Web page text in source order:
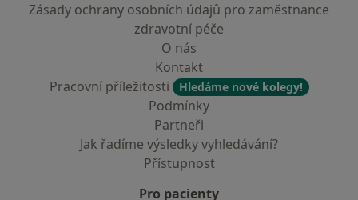
Zásady ochrany osobních údajů pro zaměstnance
zdravotní péče
O nás
Kontakt
Pracovní příležitosti
Hledáme nové kolegy!
Podmínky
Partneři
Jak řadíme výsledky vyhledávání?
Přístupnost
Pro pacienty